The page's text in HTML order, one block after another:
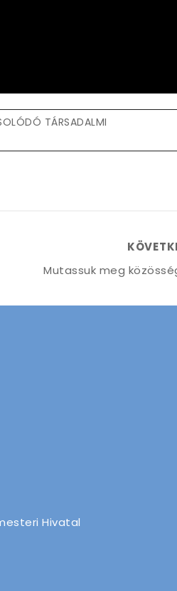
TÁRSADALMI
Mutassuk meg
Hivatal